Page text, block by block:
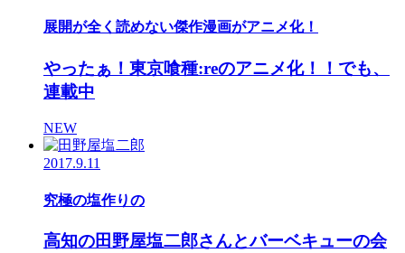
展開が全く読めない傑作漫画がアニメ化！
やったぁ！東京喰種:reのアニメ化！！でも、
連載中
NEW
2017.9.11
究極の塩作りの
高知の田野屋塩二郎さんとバーベキューの会